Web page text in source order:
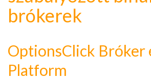
brókerek
OptionsClick Bróker
Platform